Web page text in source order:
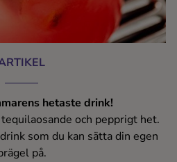
hetaste drink!
och pepprigt het.
som du kan sätta din egen
på.